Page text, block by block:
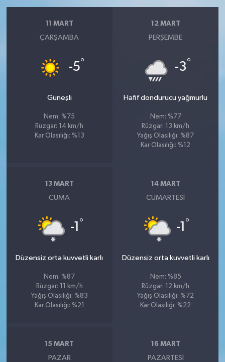
11 MART
ÇARŞAMBA
-5°
Güneşli
Nem: %75
Rüzgar: 14 km/h
Kar Olasılığı: %13
12 MART
PERŞEMBE
-3°
Hafif dondurucu yağmurlu
Nem: %77
Rüzgar: 13 km/h
Yağış Olasılığı: %87
Kar Olasılığı: %12
13 MART
CUMA
-1 °
Düzensiz orta kuvvetli karlı
Nem: %87
Rüzgar: 11 km/h
Yağış Olasılığı: %83
Kar Olasılığı: %21
14 MART
CUMARTESI
-1 °
Düzensiz orta kuvvetli karlı
Nem: %85
Rüzgar: 12 km/h
Yağış Olasılığı: %72
Kar Olasılığı: %22
15 MART
PAZAR
16 MART
PAZARTESI